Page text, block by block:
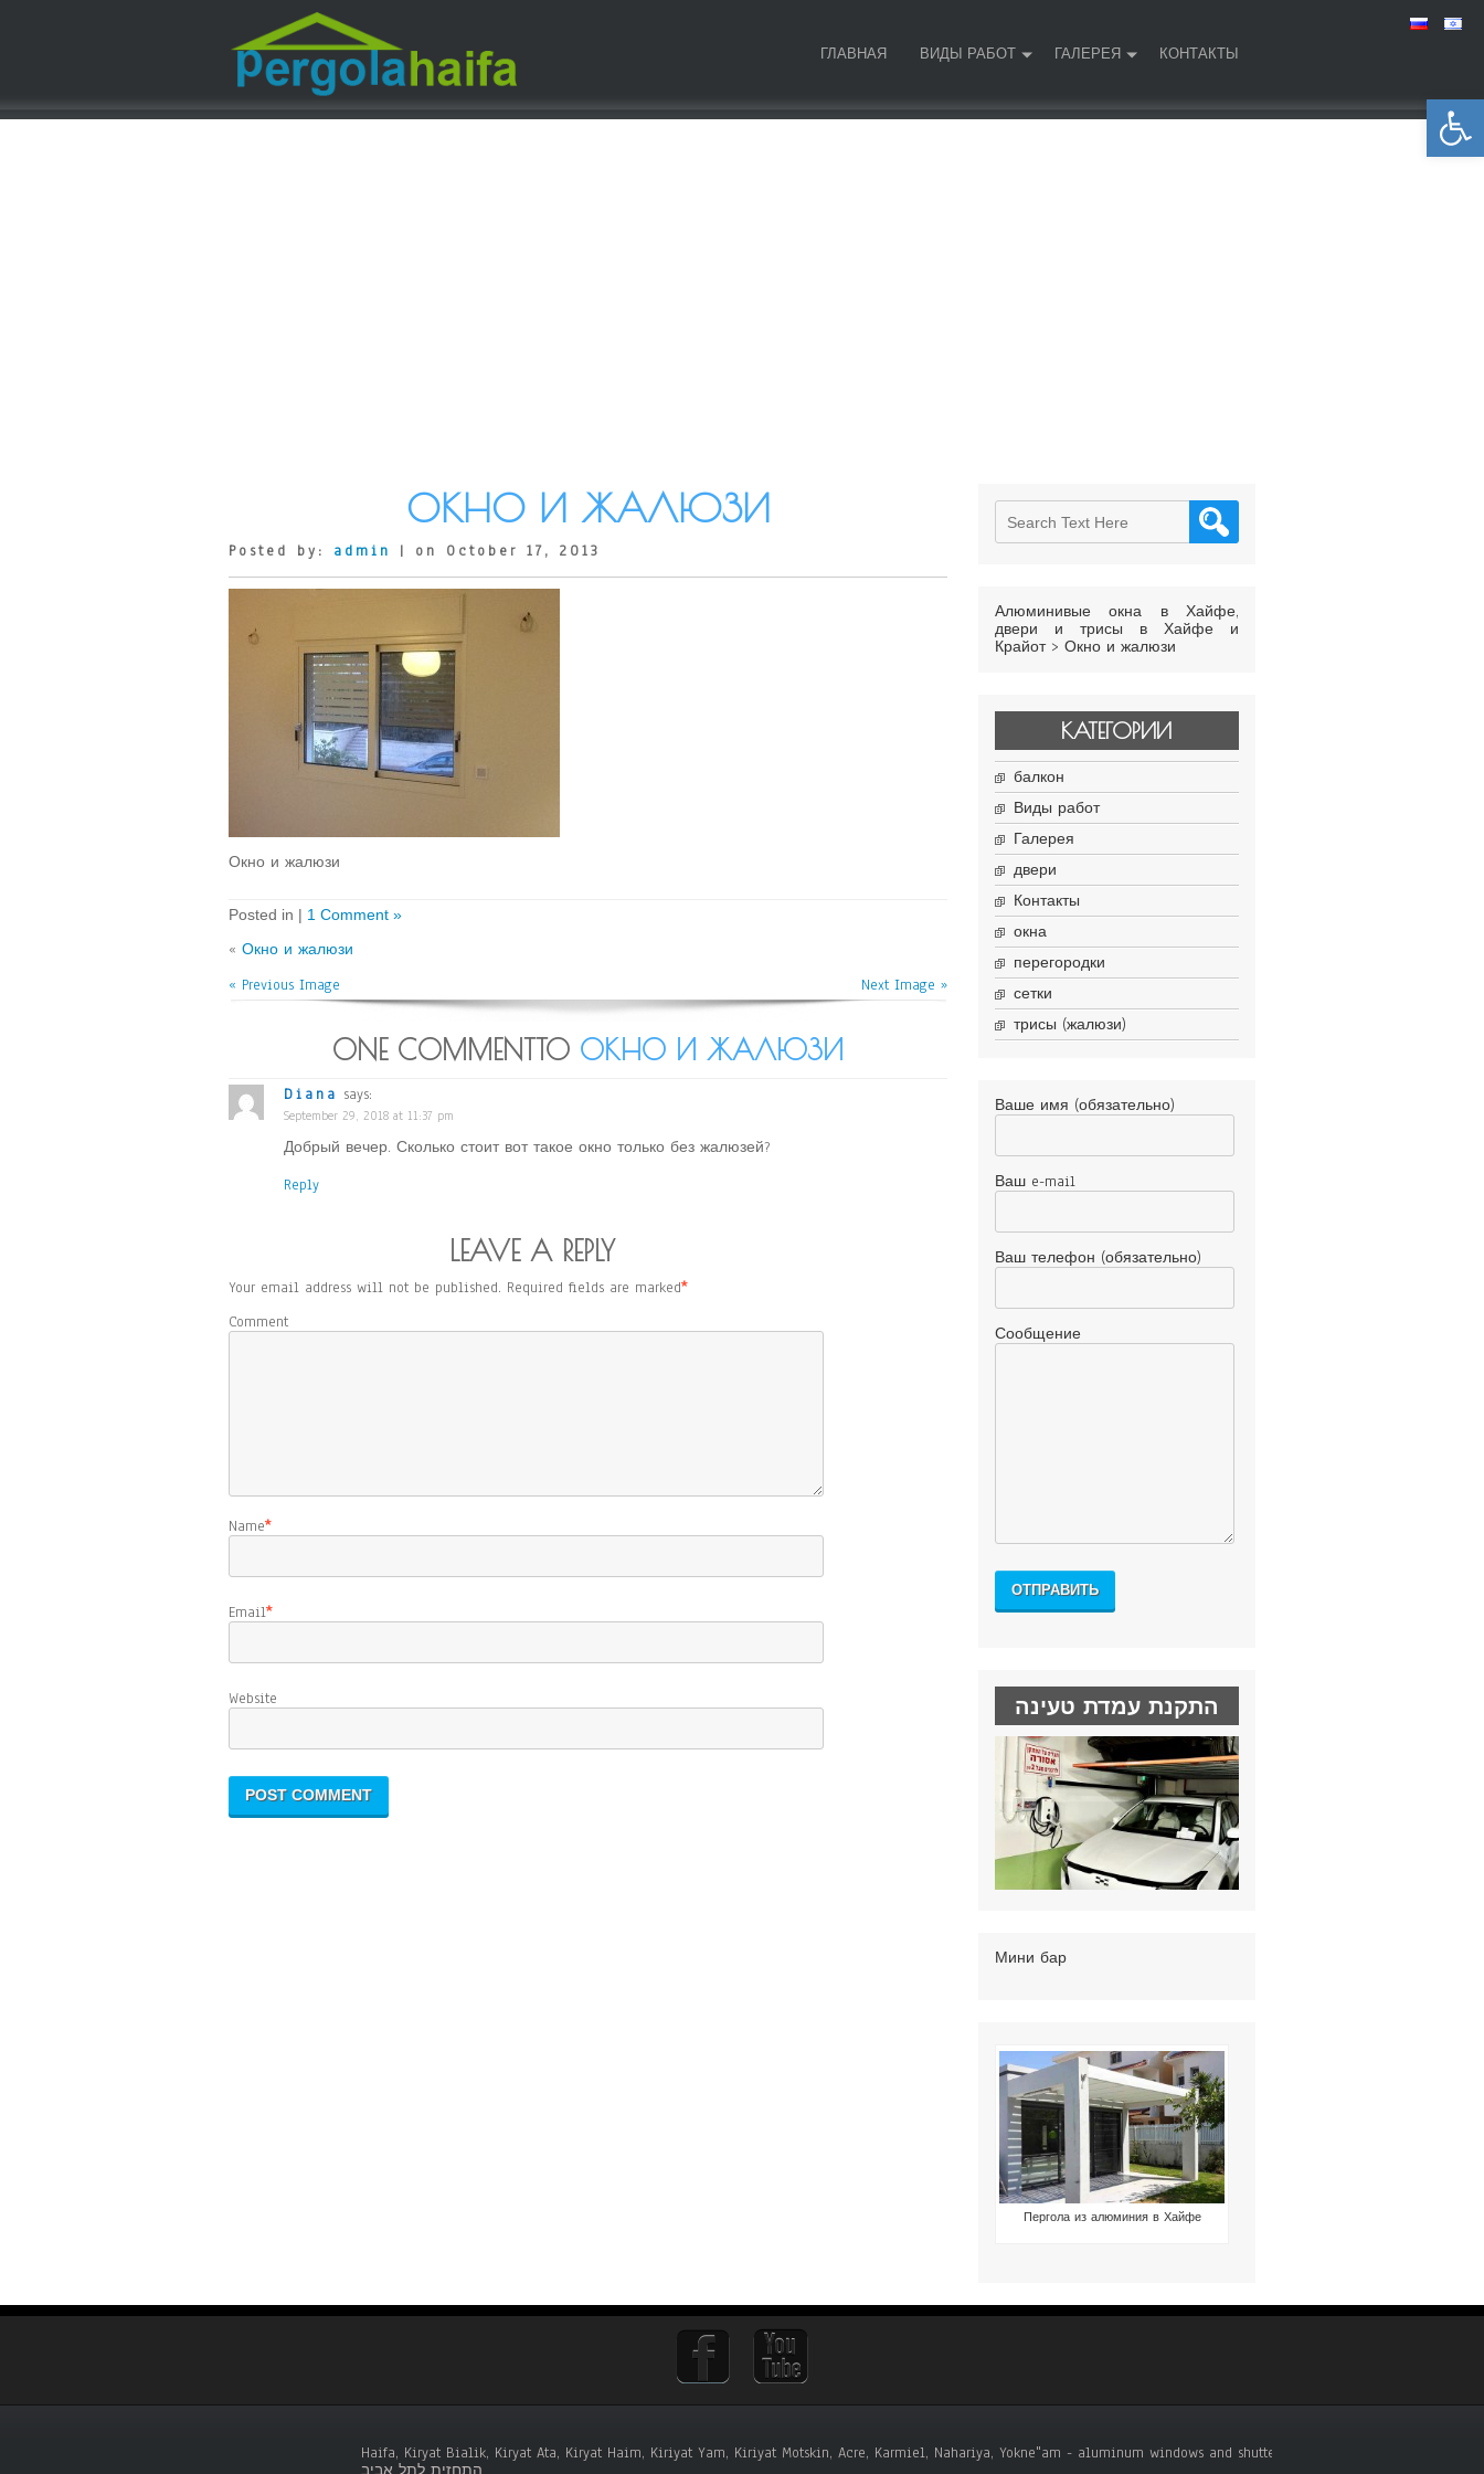
Открыть панель инструментов
ГЛАВНАЯ ВИДЫ РАБОТ ГАЛЕРЕЯ КОНТАКТЫ
ОКНО И ЖАЛЮЗИ
Posted by: admin | on October 17, 2013
Окно и жалюзи
Posted in | 1 Comment »
« Окно и жалюзи
« Previous Image
Next Image »
ONE COMMENTTO ОКНО И ЖАЛЮЗИ
Diana says:
September 29, 2018 at 11:37 pm
Добрый вечер. Сколько стоит вот такое окно только без жалюзей?
Reply
LEAVE A REPLY
Your email address will not be published. Required fields are marked*
Comment
Name*
Email*
Website
Алюминивые окна в Хайфе,
двери и трисы в Хайфе и
Крайот> Окно и жалюзи
КАТЕГОРИИ
балкон
Виды работ
Галерея
двери
Контакты
окна
перегородки
сетки
трисы (жалюзи)
Ваше имя (обязательно)
Ваш e-mail
Ваш телефон (обязательно)
Сообщение
התקנת עמדת טעינה
Мини бар
Пергола из алюминия в Хайфе
Haifa, Kiryat Bialik, Kiryat Ata, Kiryat Haim, Kiriyat Yam, Kiriyat Motskin, Acre, Karmiel, Nahariya, Yokne"am - aluminum windows and shutters .